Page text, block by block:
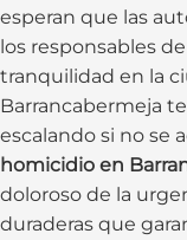
esperan que las
los responsables
tranquilidad en la
Barrancabermeja
escalando si no se
homicidio en
doloroso de la
duraderas que